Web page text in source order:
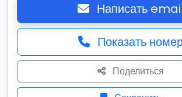
Написать
Показать
Поделиться